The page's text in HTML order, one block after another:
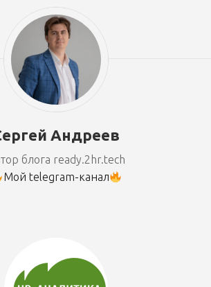
Андреев
блога ready.2hr.tech
Мой telegram-канал